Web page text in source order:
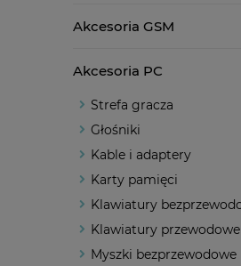
Akcesoria GSM
Akcesoria PC
Strefa gracza
Głośniki
Kable i adaptery
Karty pamięci
Klawiatury
Klawiatury przewodowe
Myszki bezprzewodowe